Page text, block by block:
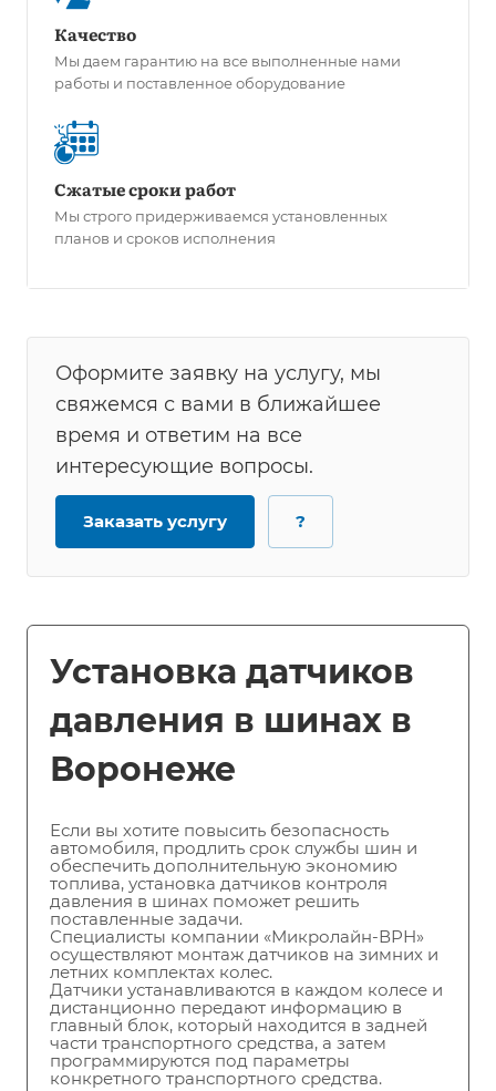
Качество
Мы даем гарантию на все выполненные нами
работы и поставленное оборудование
Сжатые сроки работ
Мы строго придерживаемся установленных
планов и сроков исполнения
Оформите заявку на услугу, мы
свяжемся с вами в ближайшее
время и ответим на все
интересующие вопросы.
Заказать услугу ?
Установка датчиков
давления в шинах в
Воронеже
Если вы хотите повысить безопасность
автомобиля, продлить срок службы шин и
обеспечить дополнительную экономию
топлива, установка датчиков контроля
давления в шинах поможет решить
поставленные задачи.
Специалисты компании «Микролайн-ВРН»
осуществляют монтаж датчиков на зимних и
летних комплектах колес.
Датчики устанавливаются в каждом колесе и
дистанционно передают информацию в
главный блок, который находится в задней
части транспортного средства, а затем
программируются под параметры
конкретного транспортного средства.